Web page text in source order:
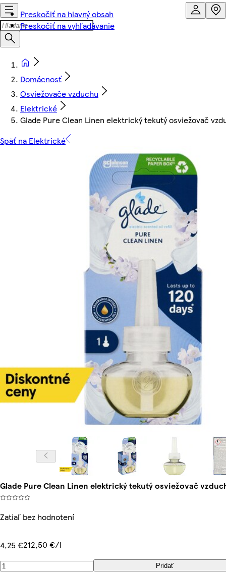
Preskočiť na hlavný obsah
Preskočiť na vyhľadávanie
Domácnosť
Osviežovače vzduchu
Elektrické
Glade Pure Clean Linen elektrický tekutý osviežovač
Späť na Elektrické
Glade Pure Clean Linen elektrický tekutý osviežovač
Zatiaľ bez hodnotení
4,25 €212,50 €/l
Pridať